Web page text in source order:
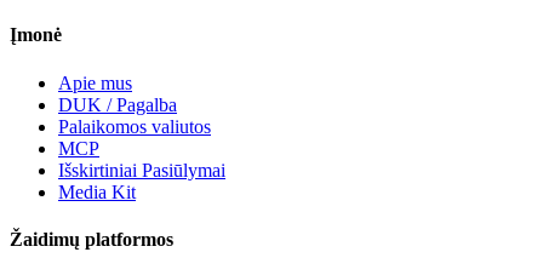
Įmonė
Apie mus
DUK / Pagalba
Palaikomos valiutos
MCP
Išskirtiniai Pasiūlymai
Media Kit
Žaidimų platformos